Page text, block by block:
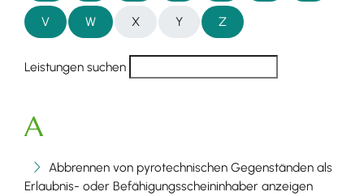
V W X Y Z
Leistungen suchen
A
Abbrennen von pyrotechnischen Gegenständen als
Erlaubnis- oder Befähigungsscheininhaber anzeigen